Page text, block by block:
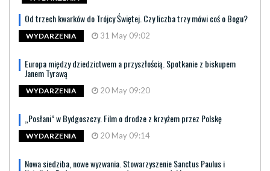
Od trzech kwarków do Trójcy Świętej. Czy liczba trzy mówi coś o Bogu?
WYDARZENIA 31 May 09:02
Europa między dziedzictwem a przyszłością. Spotkanie z biskupem
Janem Tyrawą
WYDARZENIA 20 May 09:20
„Posłani” w Bydgoszczy. Film o drodze z krzyżem przez Polskę
WYDARZENIA 20 May 09:14
Nowa siedziba, nowe wyzwania. Stowarzyszenie Sanctus Paulus i